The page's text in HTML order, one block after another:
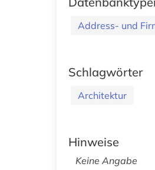
Address- und
Schlagwörter
Architektur
Hinweise
Keine Angabe